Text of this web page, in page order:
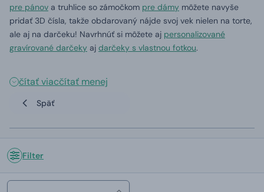
pre pánov a truhlice so zámočkom pre dámy môžete navyše
pridať 3D čísla, takže obdarovaný nájde svoj vek nielen na torte,
ale aj na darčeku! Navrhnúť si môžete aj personalizované
gravírované darčeky aj darčeky s vlastnou fotkou.
čítať viacčítať menej
Späť
Filter